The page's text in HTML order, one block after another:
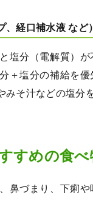
経口補水液 など）
塩分（電解質）
＋塩分の補給を
そ汁などの塩分
すめの食べ
鼻づまり、下痢